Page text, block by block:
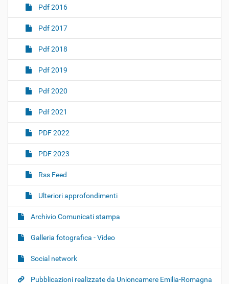
Pdf 2016
Pdf 2017
Pdf 2018
Pdf 2019
Pdf 2020
Pdf 2021
PDF 2022
PDF 2023
Rss Feed
Ulteriori approfondimenti
Archivio Comunicati stampa
Galleria fotografica - Video
Social network
Pubblicazioni realizzate da Unioncamere Emilia-Romagna